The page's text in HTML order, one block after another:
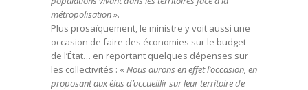
métropolisation».
Plus prosaïquement, le ministre y voit aussi une
occasion de faire des économies sur le budget
de l’État… en reportant quelques dépenses sur
les collectivités : « Nous aurons en effet l’occasion, en
proposant aux élus d’accueillir sur leur territoire de